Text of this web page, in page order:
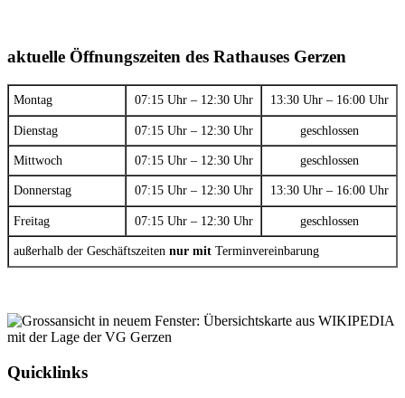
aktuelle Öffnungszeiten des Rathauses Gerzen
Montag 07:15 Uhr – 12:30 Uhr 13:30 Uhr – 16:00 Uhr
Dienstag 07:15 Uhr – 12:30 Uhr geschlossen
Mittwoch 07:15 Uhr – 12:30 Uhr geschlossen
Donnerstag 07:15 Uhr – 12:30 Uhr 13:30 Uhr – 16:00 Uhr
Freitag 07:15 Uhr – 12:30 Uhr geschlossen
außerhalb der Geschäftszeiten nur mit Terminvereinbarung
Quicklinks